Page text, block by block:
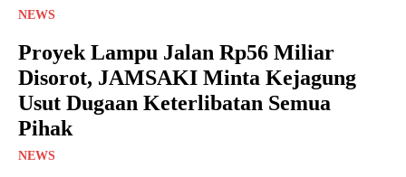
NEWS
Proyek Lampu Jalan Rp56 Miliar
Disorot, JAMSAKI Minta Kejagung
Usut Dugaan Keterlibatan Semua
Pihak
NEWS